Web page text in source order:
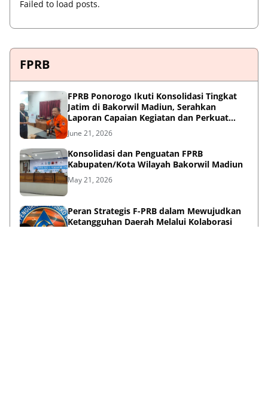
Failed to load posts.
FPRB
FPRB Ponorogo Ikuti Konsolidasi Tingkat
Jatim di Bakorwil Madiun, Serahkan
Laporan Capaian Kegiatan dan Perkuat
Sinergi Pentahelix
June 21, 2026
Konsolidasi dan Penguatan FPRB
Kabupaten/Kota Wilayah Bakorwil Madiun
May 21, 2026
Peran Strategis F-PRB dalam Mewujudkan
Ketangguhan Daerah Melalui Kolaborasi